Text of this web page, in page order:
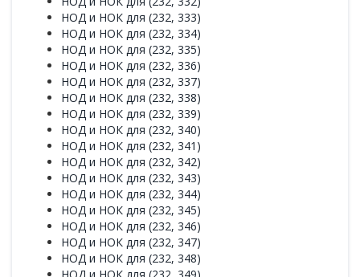
НОД и НОК для (232, 333)
НОД и НОК для (232, 334)
НОД и НОК для (232, 335)
НОД и НОК для (232, 336)
НОД и НОК для (232, 337)
НОД и НОК для (232, 338)
НОД и НОК для (232, 339)
НОД и НОК для (232, 340)
НОД и НОК для (232, 341)
НОД и НОК для (232, 342)
НОД и НОК для (232, 343)
НОД и НОК для (232, 344)
НОД и НОК для (232, 345)
НОД и НОК для (232, 346)
НОД и НОК для (232, 347)
НОД и НОК для (232, 348)